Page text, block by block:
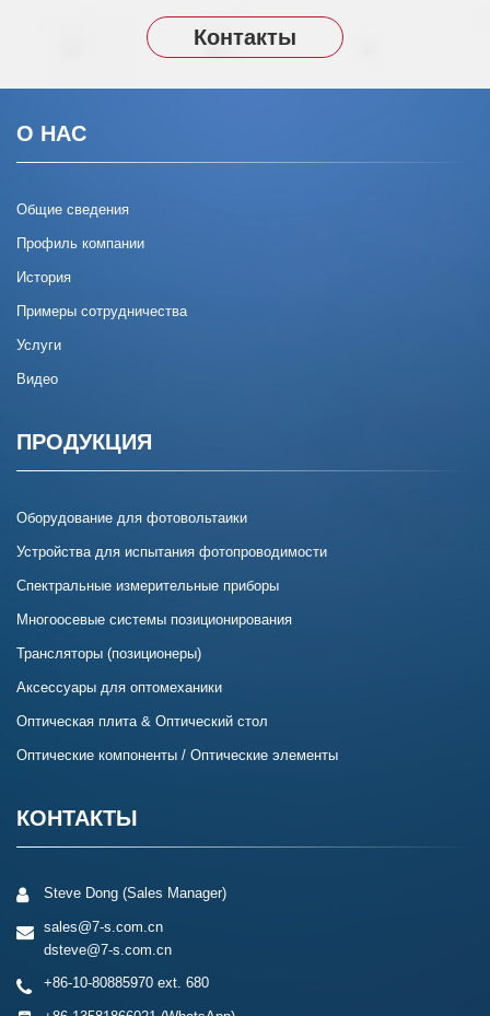
Контакты
О НАС
Общие сведения
Профиль компании
История
Примеры сотрудничества
Услуги
Видео
ПРОДУКЦИЯ
Оборудование для фотовольтаики
Устройства для испытания фотопроводимости
Спектральные измерительные приборы
Многоосевые системы позиционирования
Трансляторы (позиционеры)
Аксессуары для оптомеханики
Оптическая плита & Оптический стол
Оптические компоненты / Оптические элементы
КОНТАКТЫ
Steve Dong (Sales Manager)
sales@7-s.com.cn
dsteve@7-s.com.cn
+86-10-80885970 ext. 680